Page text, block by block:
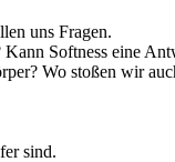
uns Fragen.
Softness eine
Wo stoßen wir
sind.